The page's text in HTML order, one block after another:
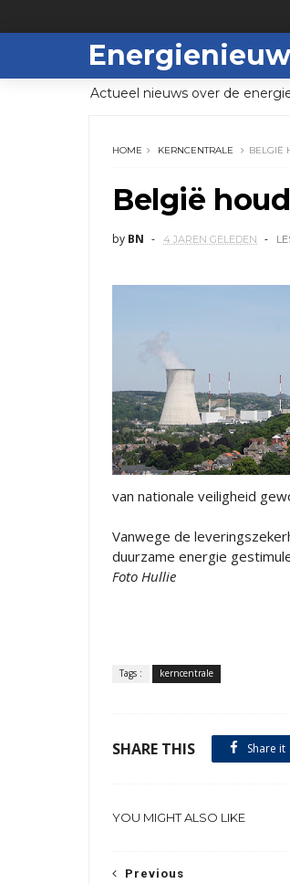
Actueel nieuws over de
HOME KERNCENTRALE BELGIË
België
by BN 4 JAREN GELEDEN
van nationale veiligheid
Vanwege de
duurzame energie
Foto Hullie
Tags : kerncentrale
SHARE THIS Share it
YOU MIGHT ALSO LIKE
Previous